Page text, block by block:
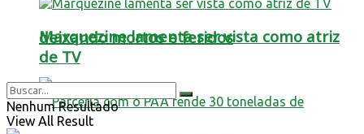
deixando mortos e feridos
Marquezine lamenta ser vista como atriz
de TV
Nenhum Resultado
View All Result